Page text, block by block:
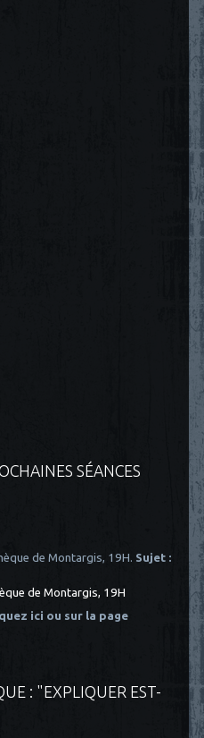
SÉANCES
de Montargis, 19H. Sujet :
de Montargis, 19H
ici ou sur la page
: "EXPLIQUER EST-